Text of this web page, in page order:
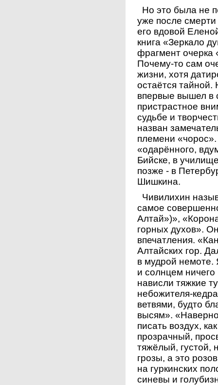
Но это была не
уже после смерти
его вдовой
книга «Зеркало
фрагмент очерка
Почему-то сам
жизни, хотя
остаётся тайной.
впервые вышел в
пристрастное
судьбе и
назван
племени
«одарённого,
Бийске, в
позже - в
Шишкина.
Чивилихин
самое
Алтай»)»,
горных духов».
впечатления.
Алтайских гор.
в мудрой немоте.
и солнцем ничего
нависли тяжкие
небожителя-
ветвями, будто
высям».
писать воздух,
прозрачный,
тяжёлый, густой,
грозы, а это
на гуркинских
синевы и